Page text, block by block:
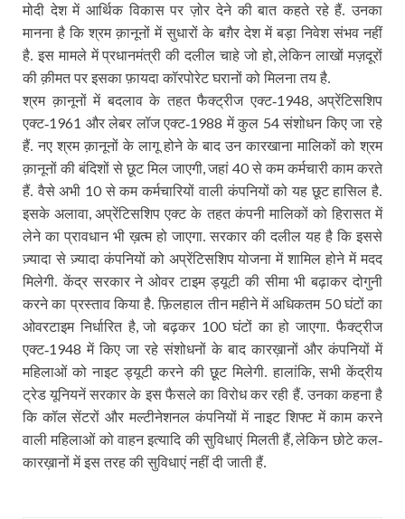
मोदी देश में आर्थिक विकास पर ज़ोर देने की बात कहते रहे हैं. उनका
मानना है कि श्रम क़ानूनों में सुधारों के बग़ैर देश में बड़ा निवेश संभव नहीं
है. इस मामले में प्रधानमंत्री की दलील चाहे जो हो,लेकिन लाखों मज़दूरों
की क़ीमत पर इसका फ़ायदा कॉरपोरेट घरानों को मिलना तय है.
श्रम क़ानूनों में बदलाव के तहत फैक्ट्रीज एक्ट-1948, अप्रेंटिसशिप
एक्ट-1961 और लेबर लॉज एक्ट-1988 में कुल 54संशोधन किए जा रहे
हैं. नए श्रम क़ानूनों के लागू होने के बाद उन कारखाना मालिकों को श्रम
क़ानूनों की बंदिशों से छूट मिल जाएगी,जहां 40से कम कर्मचारी काम करते
हैं. वैसे अभी 10 से कम कर्मचारियों वाली कंपनियों को यह छूट हासिल है.
इसके अलावा,अप्रेंटिसशिप एक्ट के तहत कंपनी मालिकों को हिरासत में
लेने का प्रावधान भी ख़त्म हो जाएगा. सरकार की दलील यह है कि इससे
ज़्यादा से ज़्यादा कंपनियों को अप्रेंटिसशिप योजना में शामिल होने में मदद
मिलेगी. केंद्र सरकार ने ओवर टाइम ड्यूटी की सीमा भी बढ़ाकर दोगुनी
करने का प्रस्ताव किया है. फ़िलहाल तीन महीने में अधिकतम 50घंटों का
ओवरटाइम निर्धारित है,जो बढ़कर 100 घंटों का हो जाएगा. फैक्ट्रीज
एक्ट-1948 में किए जा रहे संशोधनों के बाद कारख़ानों और कंपनियों में
महिलाओं को नाइट ड्यूटी करने की छूट मिलेगी. हालांकि,सभी केंद्रीय
ट्रेड यूनियनें सरकार के इस फैसले का विरोध कर रही हैं. उनका कहना है
कि कॉल सेंटरों और मल्टीनेशनल कंपनियों में नाइट शिफ्ट में काम करने
वाली महिलाओं को वाहन इत्यादि की सुविधाएं मिलती हैं,लेकिन छोटे कल-
कारख़ानों में इस तरह की सुविधाएं नहीं दी जाती हैं.